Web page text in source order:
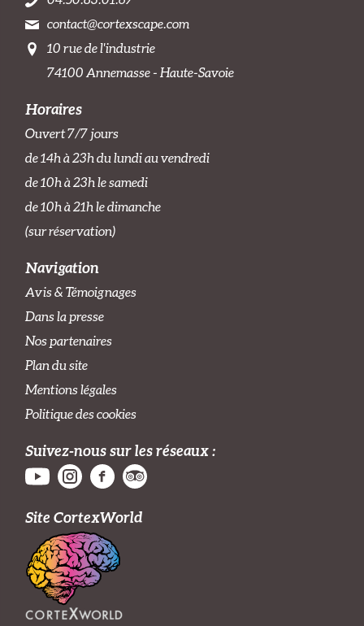
contact@cortexscape.com
10 rue de l'industrie
74100 Annemasse - Haute-Savoie
Horaires
Ouvert 7/7 jours
de 14h à 23h du lundi au vendredi
de 10h à 23h le samedi
de 10h à 21h le dimanche
(sur réservation)
Navigation
Avis & Témoignages
Dans la presse
Nos partenaires
Plan du site
Mentions légales
Politique des cookies
Suivez-nous sur les réseaux :
Site CortexWorld